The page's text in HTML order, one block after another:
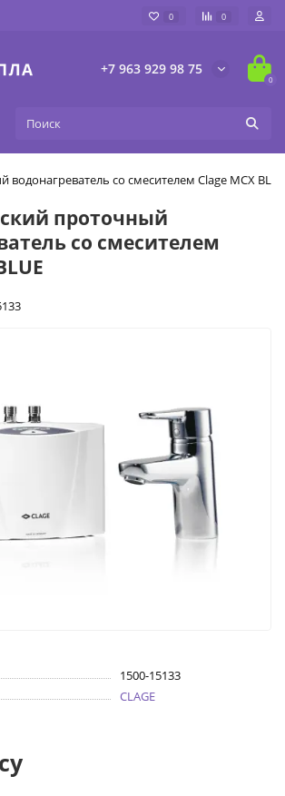
0 0
+7 963 929 98 75
0
со смесителем Clage MCX BLUE
проточный
со смесителем
1500-15133
CLAGE